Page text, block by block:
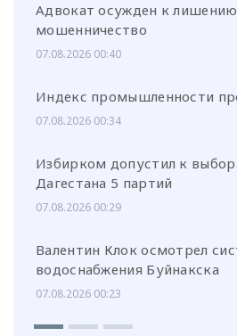
Адвокат осужден к
мошенничество
07.08.2026 00:40
Индекс промышленности
07.08.2026 00:34
Избирком допустил к
Дагестана 5 партий
07.08.2026 00:29
Валентин Клок осмотрел
водоснабжения Буйнакска
07.08.2026 00:23